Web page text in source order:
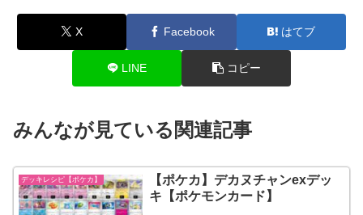
X Facebook はてブ
LINE コピー
みんなが見ている関連記事
デッキレシピ【ポケカ】
【ポケカ】デカヌチャンexデッ
キ【ポケモンカード】